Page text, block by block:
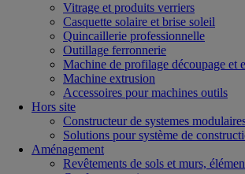
Vitrage et produits verriers
Casquette solaire et brise soleil
Quincaillerie professionnelle
Outillage ferronnerie
Machine de profilage découpage et
Machine extrusion
Accessoires pour machines outils
Hors site
Constructeur de systemes
Solutions pour système de
Aménagement
Revêtements de sols et murs,